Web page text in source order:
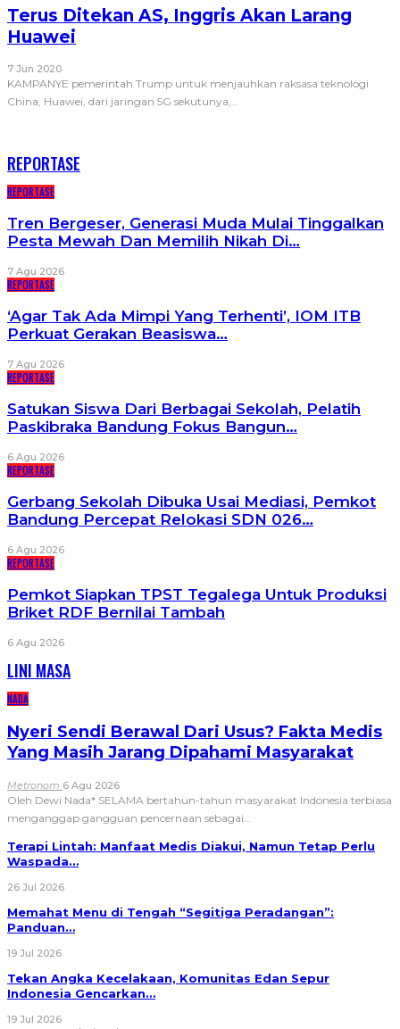
Terus Ditekan AS, Inggris Akan Larang
Huawei
7 Jun 2020
KAMPANYE pemerintah Trump untuk menjauhkan raksasa teknologi
China, Huawei, dari jaringan 5G sekutunya,
REPORTASE
REPORTASE
Tren Bergeser, Generasi Muda Mulai Tinggalkan
Pesta Mewah Dan Memilih Nikah Di…
7 Agu 2026
REPORTASE
‘Agar Tak Ada Mimpi Yang Terhenti’, IOM ITB
Perkuat Gerakan Beasiswa…
7 Agu 2026
REPORTASE
Satukan Siswa Dari Berbagai Sekolah, Pelatih
Paskibraka Bandung Fokus Bangun…
6 Agu 2026
REPORTASE
Gerbang Sekolah Dibuka Usai Mediasi, Pemkot
Bandung Percepat Relokasi SDN 026…
6 Agu 2026
REPORTASE
Pemkot Siapkan TPST Tegalega Untuk Produksi
Briket RDF Bernilai Tambah
6 Agu 2026
LINI MASA
NADA
Nyeri Sendi Berawal Dari Usus? Fakta Medis
Yang Masih Jarang Dipahami Masyarakat
Metronom 6 Agu 2026
Oleh Dewi Nada* SELAMA bertahun-tahun masyarakat Indonesia terbiasa
menganggap gangguan pencernaan sebagai
Terapi Lintah: Manfaat Medis Diakui, Namun Tetap Perlu
Waspada…
26 Jul 2026
Memahat Menu di Tengah “Segitiga Peradangan”:
Panduan…
19 Jul 2026
Tekan Angka Kecelakaan, Komunitas Edan Sepur
Indonesia Gencarkan…
19 Jul 2026